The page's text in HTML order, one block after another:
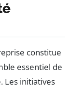
constitue
essentiel de
Les initiatives